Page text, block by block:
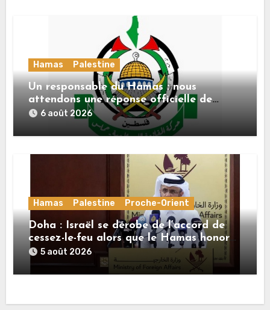
Hamas Palestine
Un responsable du Hamas : nous
attendons une réponse officielle de
Mladenov concernant la feuille de route
de la deuxième phase de l’accord
6 août 2026
Hamas Palestine Proche-Orient
Doha : Israël se dérobe de l’accord de
cessez-le-feu alors que le Hamas honore
ses engagements
5 août 2026